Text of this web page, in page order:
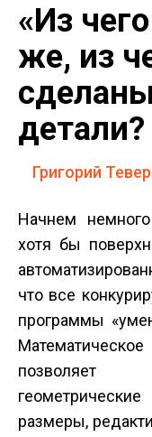
«Из
же, из
детали?
Григорий
Начнем
хотя бы
что все
программы
позволяет
размеры,